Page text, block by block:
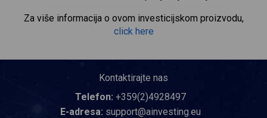
Za više informacija o ovom investicijskom proizvodu,
click here
Kontaktirajte nas
Telefon: +359(2)4928497
E-adresa: support@ainvesting.eu